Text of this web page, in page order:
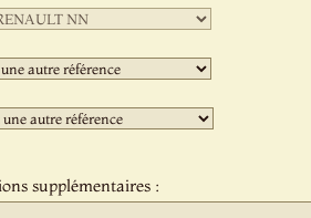
supplémentaires :